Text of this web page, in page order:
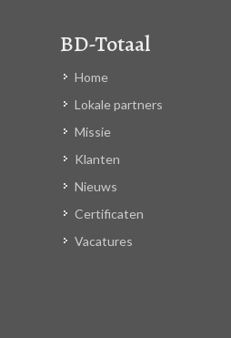
BD-Totaal
Home
Lokale partners
Missie
Klanten
Nieuws
Certificaten
Vacatures